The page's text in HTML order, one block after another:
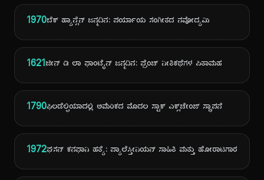
1970ಬೆಕ್ ಹ್ಯಾನ್ಸೆನ್ ಜನ್ಮದಿನ: ಪರ್ಯಾಯ ಸಂಗೀತದ ನವೋದ್ಯಮಿ
1621ಜೀನ್ ಡಿ ಲಾ ಫಾಂಟೈನ್ ಜನ್ಮದಿನ: ಫ್ರೆಂಚ್ ನೀತಿಕಥೆಗಳ ಪಿತಾಮಹ
1790ಫಿಲಡೆಲ್ಫಿಯಾದಲ್ಲಿ ಅಮೆರಿಕದ ಮೊದಲ ಸ್ಟಾಕ್ ಎಕ್ಸ್‌ಚೇಂಜ್ ಸ್ಥಾಪನೆ
1972ಘಸನ್ ಕನಫಾನಿ ಹತ್ಯೆ: ಪ್ಯಾಲೆಸ್ತೀನಿಯನ್ ಸಾಹಿತಿ ಮತ್ತು ಹೋರಾಟಗಾರ